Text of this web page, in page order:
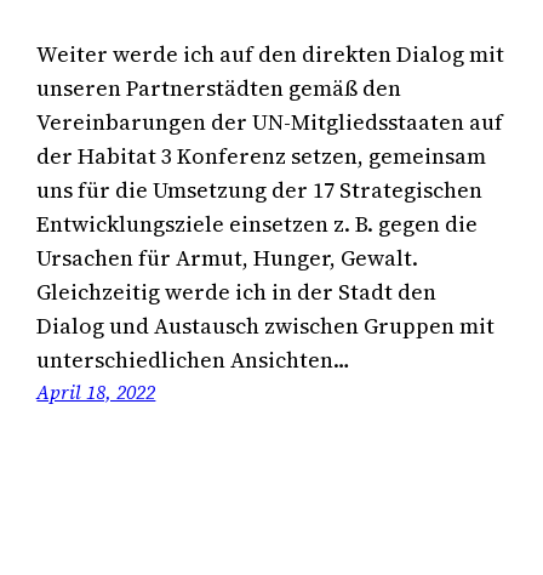
Weiter werde ich auf den direkten Dialog mit
unseren Partnerstädten gemäß den
Vereinbarungen der UN-Mitgliedsstaaten auf
der Habitat 3 Konferenz setzen, gemeinsam
uns für die Umsetzung der 17 Strategischen
Entwicklungsziele einsetzen z. B. gegen die
Ursachen für Armut, Hunger, Gewalt.
Gleichzeitig werde ich in der Stadt den
Dialog und Austausch zwischen Gruppen mit
unterschiedlichen Ansichten…
April 18, 2022